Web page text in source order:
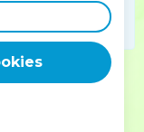
dans la maison
et ne faites pas
aucun fardeau,
de Jérusalem le